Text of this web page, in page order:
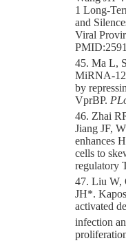
1 Long-
and
Viral
PMID:
45. Ma L,
MiRNA-
by
VprBP.
46. Zhai
Jiang JF,
enhances
cells to
regulatory
47. Liu W,
JH*.
activated
infection